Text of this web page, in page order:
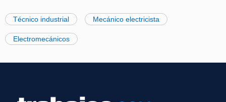
Técnico industrial Mecánico electricista
Electromecánicos